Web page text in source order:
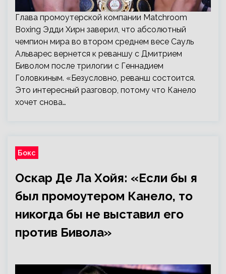
Глава промоутерской компании Matchroom
Boxing Эдди Хирн заверил, что абсолютный
чемпион мира во втором среднем весе Сауль
Альварес вернется к реваншу с Дмитрием
Биволом после трилогии с Геннадием
Головкиным. «Безусловно, реванш состоится.
Это интересный разговор, потому что Канело
хочет снова…
Бокс
Оскар Де Ла Хойя: «Если бы я
был промоутером Канело, то
никогда бы не выставил его
против Бивола»